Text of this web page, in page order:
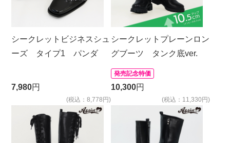
シークレットビジネスシュ
ーズ タイプ1 パンダ
7,980円
(税込：8,778円)
シークレットプレーンロン
グブーツ タンク底ver.
発売記念特価
10,300円
(税込：11,330円)